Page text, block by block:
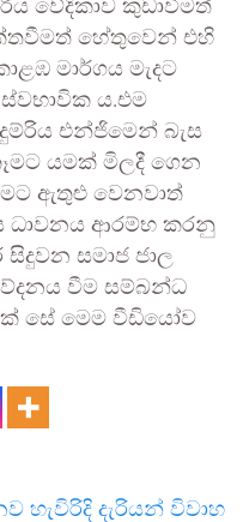
වේදිකාව කුඩාවීමත්
හේතුවෙන් එහි
මාර්ගය මැදට
ය.එම
එන්ජිමෙන් බැස
යමක් මිලදී ගෙන
ඇතුළු වෙනවාත්
ධාවනය ආරම්භ කරනු
සමාජ ජාල
වීම සම්බන්ධ
සේ මෙම වීඩියෝව
හැවිරිදි දැරියන් විවාහ